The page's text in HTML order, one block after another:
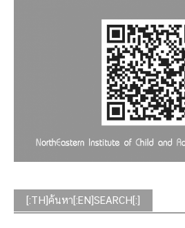
[:TH]ค้นหา[:EN]SEARCH[:]